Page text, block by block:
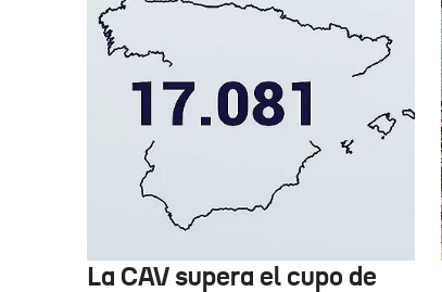
La CAV supera el cupo de